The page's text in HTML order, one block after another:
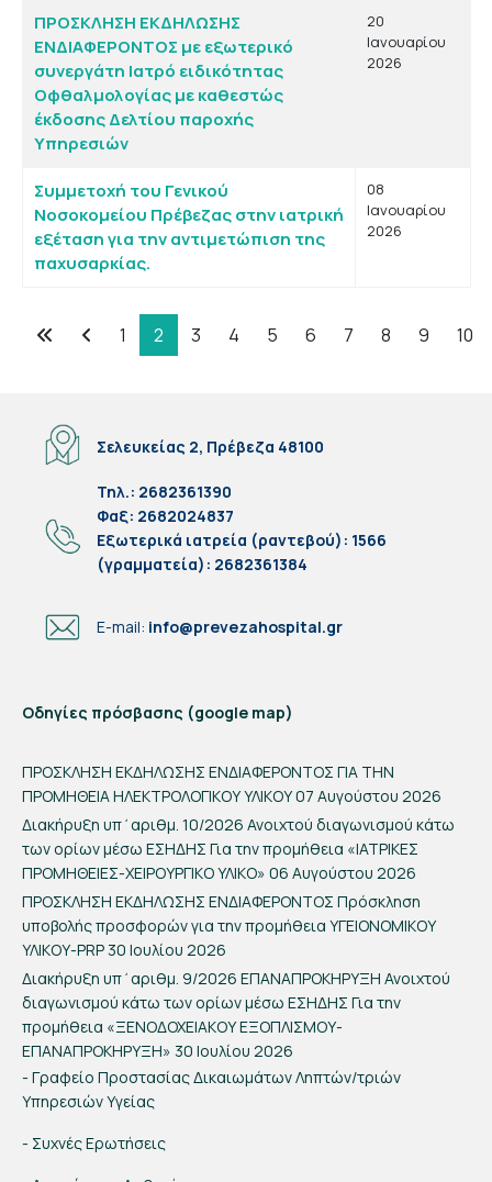
ΠΡΟΣΚΛΗΣΗ ΕΚΔΗΛΩΣΗΣ
ΕΝΔΙΑΦΕΡΟΝΤΟΣ με εξωτερικό
συνεργάτη Ιατρό ειδικότητας
Οφθαλμολογίας με καθεστώς
έκδοσης Δελτίου παροχής
Υπηρεσιών
20
Ιανουαρίου
2026
Συμμετοχή του Γενικού
Νοσοκομείου Πρέβεζας στην ιατρική
εξέταση για την αντιμετώπιση της
παχυσαρκίας.
08
Ιανουαρίου
2026
Σελίδα 2 από 16
1 2 3 4 5 6 7 8 9 10
Σελευκείας 2, Πρέβεζα 48100
Τηλ.: 2682361390
Φαξ: 2682024837
Eξωτερικά ιατρεία (ραντεβού): 1566
(γραμματεία): 2682361384
E-mail: info@prevezahospital.gr
Οδηγίες πρόσβασης (google map)
ΠΡΟΣΚΛΗΣΗ ΕΚΔΗΛΩΣΗΣ ΕΝΔΙΑΦΕΡΟΝΤΟΣ ΓΙΑ ΤΗΝ
ΠΡΟΜΗΘΕΙΑ ΗΛΕΚΤΡΟΛΟΓΙΚΟΥ ΥΛΙΚΟΥ07 Αυγούστου 2026
Διακήρυξη υπ΄αριθμ. 10/2026 Ανοιχτού διαγωνισμού κάτω
των ορίων μέσω ΕΣΗΔΗΣ Για την προμήθεια «ΙΑΤΡΙΚΕΣ
ΠΡΟΜΗΘΕΙΕΣ-ΧΕΙΡΟΥΡΓΙΚΟ ΥΛΙΚΟ» 06 Αυγούστου 2026
ΠΡΟΣΚΛΗΣΗ ΕΚΔΗΛΩΣΗΣ ΕΝΔΙΑΦΕΡΟΝΤΟΣ Πρόσκληση
υποβολής προσφορών για την προμήθεια ΥΓΕΙΟΝΟΜΙΚΟΥ
ΥΛΙΚΟΥ-PRP 30 Ιουλίου 2026
Διακήρυξη υπ΄αριθμ. 9/2026 ΕΠΑΝΑΠΡΟΚΗΡΥΞΗ Ανοιχτού
διαγωνισμού κάτω των ορίων μέσω ΕΣΗΔΗΣ Για την
προμήθεια «ΞΕΝΟΔΟΧΕΙΑΚΟΥ ΕΞΟΠΛΙΣΜΟΥ-
ΕΠΑΝΑΠΡΟΚΗΡΥΞΗ» 30 Ιουλίου 2026
- Γραφείο Προστασίας Δικαιωμάτων Ληπτών/τριών
Υπηρεσιών Υγείας
- Συχνές Ερωτήσεις